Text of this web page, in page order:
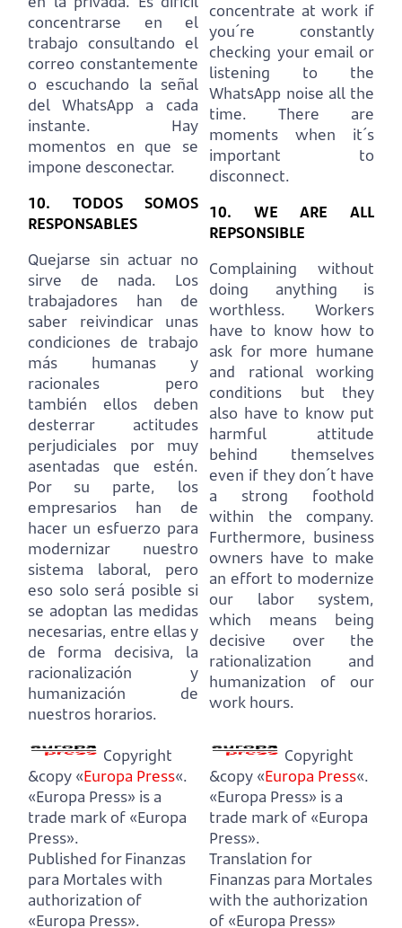
concentrarse en el
trabajo consultando el
correo constantemente
o escuchando la señal
del WhatsApp a cada
instante.
Hay
momentos en que se
impone desconectar.
10. TODOS SOMOS
RESPONSABLES
Quejarse sin actuar no
sirve de nada.
Los
trabajadores han de
saber reivindicar unas
condiciones de trabajo
más humanas y
racionales pero
también ellos deben
desterrar actitudes
perjudiciales por muy
asentadas que estén.
Por su parte, los
empresarios han de
hacer un esfuerzo para
modernizar nuestro
sistema laboral, pero
eso solo será posible si
se adoptan las medidas
necesarias, entre ellas y
de forma decisiva, la
racionalización y
humanización de
nuestros horarios.
concentrate at work if
you´re constantly
checking your email or
listening to the
WhatsApp noise all the
time.
There are
moments when it´s
important to
disconnect.
10. WE ARE ALL
REPSONSIBLE
Complaining without
doing anything is
worthless.
Workers
have to know how to
ask for more humane
and rational working
conditions but they
also have to know put
harmful attitude
behind themselves
even if they don´t have
a strong foothold
within the company.
Furthermore, business
owners have to make
an effort to modernize
our labor system,
which means being
decisive over the
rationalization and
humanization of our
work hours.
Copyright
&copy «Europa Press«.
«Europa Press» is a
trade mark of «Europa
Press».
Published for Finanzas
para Mortales with
authorization of
«Europa Press».
Copyright
&copy «Europa Press«.
«Europa Press» is a
trade mark of «Europa
Press».
Translation for
Finanzas para Mortales
with the authorization
of «Europa Press»